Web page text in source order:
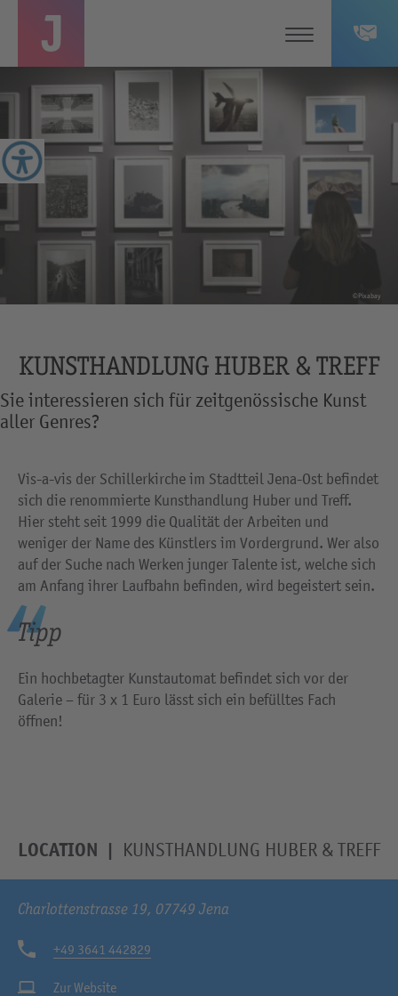
©Pixabay
KUNSTHANDLUNG HUBER & TREFF
Sie interessieren sich für zeitgenössische Kunst
aller Genres?
Vis-a-vis der Schillerkirche im Stadtteil Jena-Ost befindet
sich die renommierte Kunsthandlung Huber und Treff.
Hier steht seit 1999 die Qualität der Arbeiten und
weniger der Name des Künstlers im Vordergrund. Wer also
auf der Suche nach Werken junger Talente ist, welche sich
am Anfang ihrer Laufbahn befinden, wird begeistert sein.
Tipp
Ein hochbetagter Kunstautomat befindet sich vor der
Galerie – für 3 x 1 Euro lässt sich ein befülltes Fach
öffnen!
LOCATION KUNSTHANDLUNG HUBER & TREFF
Charlottenstrasse 19, 07749 Jena
+49 3641 442829
Zur Website